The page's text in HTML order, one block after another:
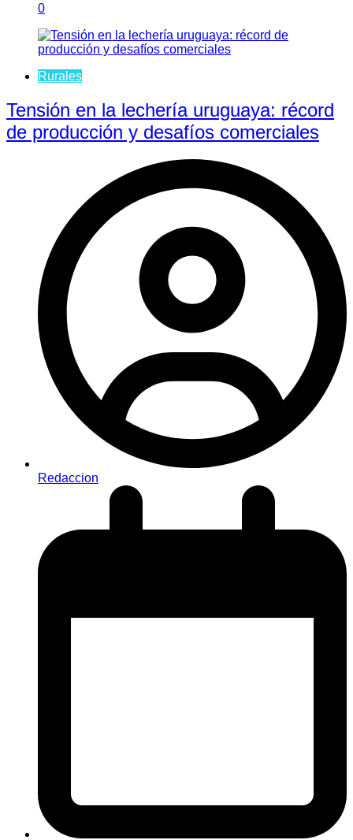
0
Rurales
Tensión en la lechería uruguaya: récord
de producción y desafíos comerciales
Redaccion